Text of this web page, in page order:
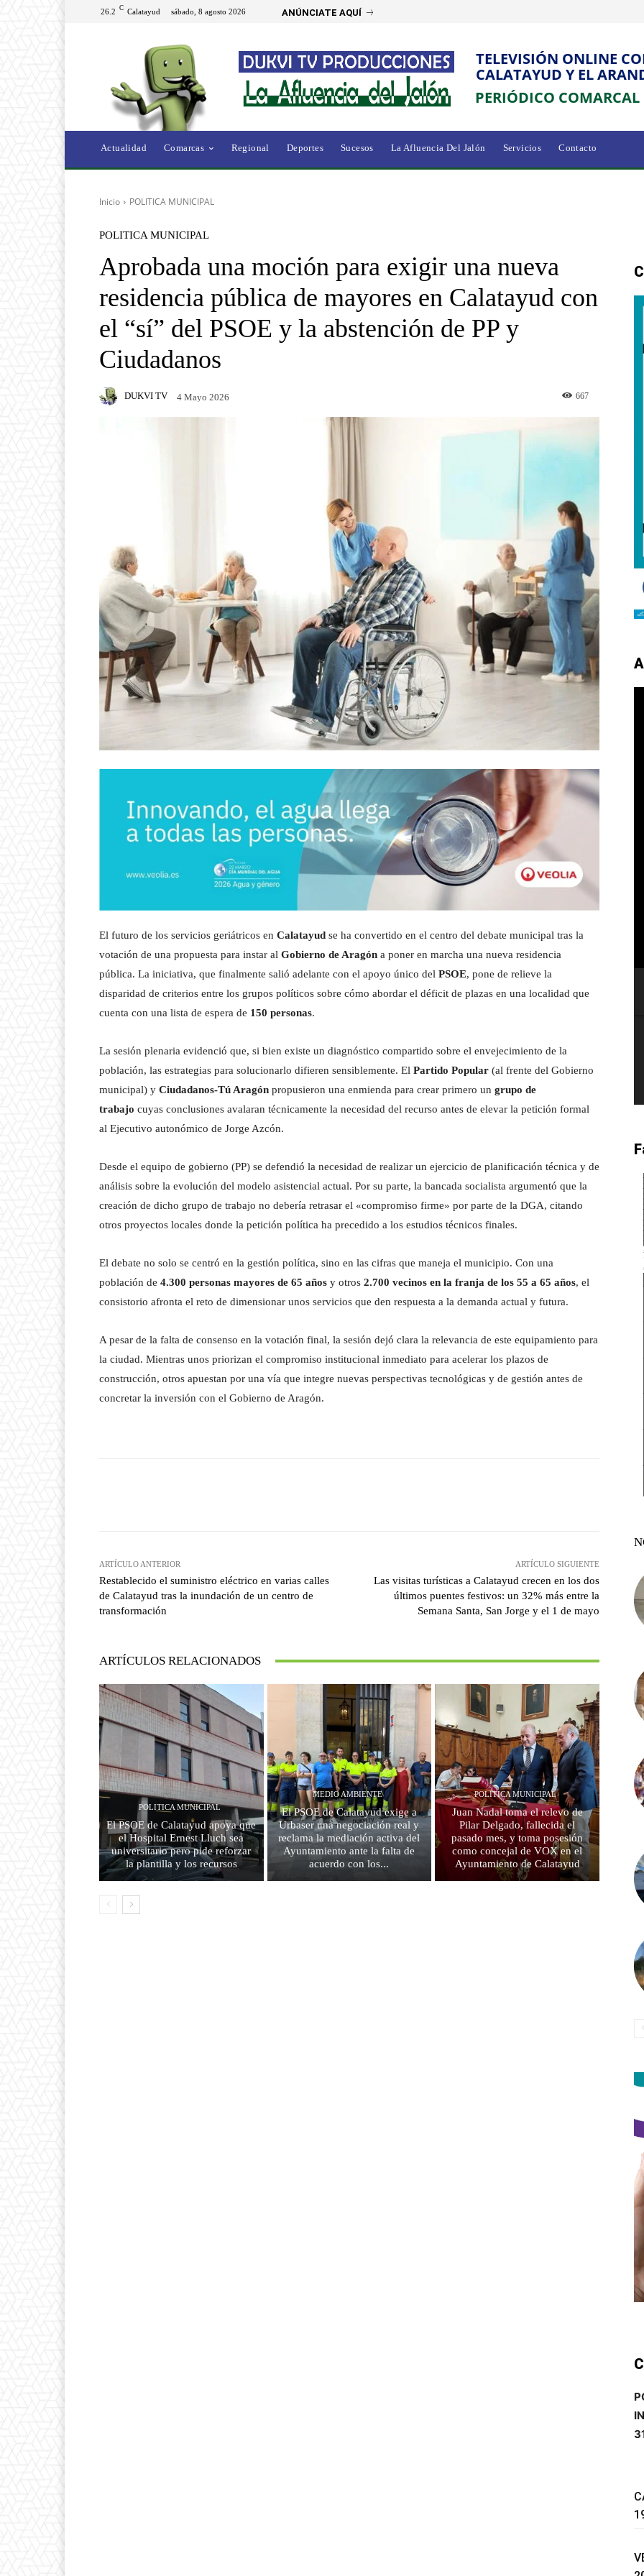
26.2 C Calatayud sábado, 8 agosto 2026 ANÚNCIATE AQUÍ
TELEVISIÓN ONLINE
CALATAYUD Y EL
PERIÓDICO
Actualidad Comarcas Regional Deportes Sucesos La Afluencia Del Jalón Servicios Contacto
Inicio POLITICA MUNICIPAL
POLITICA MUNICIPAL
Aprobada una moción para exigir una nueva
residencia pública de mayores en Calatayud con
el “sí” del PSOE y la abstención de PP y
Ciudadanos
DUKVI TV 4 Mayo 2026 667
El futuro de los servicios geriátricos en Calatayud se ha convertido en el centro del debate municipal tras la
votación de una propuesta para instar al Gobierno de Aragón a poner en marcha una nueva residencia
pública. La iniciativa, que finalmente salió adelante con el apoyo único del PSOE, pone de relieve la
disparidad de criterios entre los grupos políticos sobre cómo abordar el déficit de plazas en una localidad que
cuenta con una lista de espera de 150 personas.
La sesión plenaria evidenció que, si bien existe un diagnóstico compartido sobre el envejecimiento de la
población, las estrategias para solucionarlo difieren sensiblemente. El Partido Popular (al frente del Gobierno
municipal) y Ciudadanos-Tú Aragón propusieron una enmienda para crear primero un grupo de
trabajo cuyas conclusiones avalaran técnicamente la necesidad del recurso antes de elevar la petición formal
al Ejecutivo autonómico de Jorge Azcón.
Desde el equipo de gobierno (PP) se defendió la necesidad de realizar un ejercicio de planificación técnica y de
análisis sobre la evolución del modelo asistencial actual. Por su parte, la bancada socialista argumentó que la
creación de dicho grupo de trabajo no debería retrasar el «compromiso firme» por parte de la DGA, citando
otros proyectos locales donde la petición política ha precedido a los estudios técnicos finales.
El debate no solo se centró en la gestión política, sino en las cifras que maneja el municipio. Con una
población de 4.300 personas mayores de 65 años y otros 2.700 vecinos en la franja de los 55 a 65 años, el
consistorio afronta el reto de dimensionar unos servicios que den respuesta a la demanda actual y futura.
A pesar de la falta de consenso en la votación final, la sesión dejó clara la relevancia de este equipamiento para
la ciudad. Mientras unos priorizan el compromiso institucional inmediato para acelerar los plazos de
construcción, otros apuestan por una vía que integre nuevas perspectivas tecnológicas y de gestión antes de
concretar la inversión con el Gobierno de Aragón.
ARTÍCULO ANTERIOR
Restablecido el suministro eléctrico en varias calles
de Calatayud tras la inundación de un centro de
transformación
ARTÍCULO SIGUIENTE
Las visitas turísticas a Calatayud crecen en los dos
últimos puentes festivos: un 32% más entre la
Semana Santa, San Jorge y el 1 de mayo
ARTÍCULOS RELACIONADOS
POLITICA MUNICIPAL
El PSOE de Calatayud apoya que
el Hospital Ernest Lluch sea
universitario pero pide reforzar
la plantilla y los recursos
MEDIO AMBIENTE
El PSOE de Calatayud exige a
Urbaser una negociación real y
reclama la mediación activa del
Ayuntamiento ante la falta de
acuerdo con los...
POLITICA MUNICIPAL
Juan Nadal toma el relevo de
Pilar Delgado, fallecida el
pasado mes, y toma posesión
como concejal de VOX en el
Ayuntamiento de Calatayud